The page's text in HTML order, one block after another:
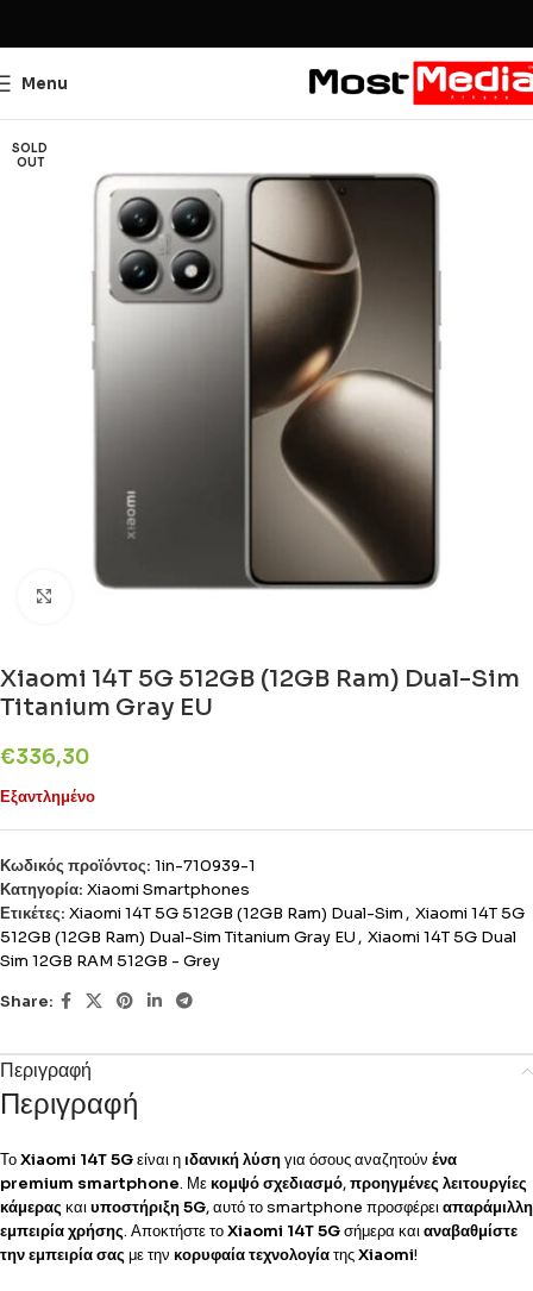
Menu
SOLD
OUT
Xiaomi 14T 5G 512GB (12GB Ram) Dual-Sim
Titanium Gray EU
€336,30
Εξαντλημένο
Κωδικός προϊόντος: 1in-710939-1
Κατηγορία: Xiaomi Smartphones
Ετικέτες: Xiaomi 14T 5G 512GB (12GB Ram) Dual-Sim , Xiaomi 14T 5G
512GB (12GB Ram) Dual-Sim Titanium Gray EU , Xiaomi 14T 5G Dual
Sim 12GB RAM 512GB - Grey
Share:
Περιγραφή
Περιγραφή
ΤοXiaomi 14T 5Gείναι ηιδανική λύσηγια όσους αναζητούν ένα
premium smartphone. Μεκομψό σχεδιασμό,προηγμένες λειτουργίες
κάμερας καιυποστήριξη 5G, αυτό το smartphone προσφέρειαπαράμιλλη
εμπειρία χρήσης. Αποκτήστε τοXiaomi 14T 5Gσήμερα καιαναβαθμίστε
την εμπειρία σας με την κορυφαία τεχνολογίατηςXiaomi!